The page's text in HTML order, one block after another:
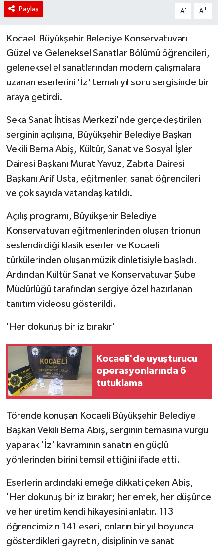
Paylaş A- A+
Kocaeli Büyükşehir Belediye Konservatuvarı
Güzel ve Geleneksel Sanatlar Bölümü öğrencileri,
geleneksel el sanatlarından modern çalışmalara
uzanan eserlerini 'İz' temalı yıl sonu sergisinde bir
araya getirdi.
Seka Sanat İhtisas Merkezi'nde gerçekleştirilen
serginin açılışına, Büyükşehir Belediye Başkan
Vekili Berna Abiş, Kültür, Sanat ve Sosyal İşler
Dairesi Başkanı Murat Yavuz, Zabıta Dairesi
Başkanı Arif Usta, eğitmenler, sanat öğrencileri
ve çok sayıda vatandaş katıldı.
Açılış programı, Büyükşehir Belediye
Konservatuvarı eğitmenlerinden oluşan trionun
seslendirdiği klasik eserler ve Kocaeli
türkülerinden oluşan müzik dinletisiyle başladı.
Ardından Kültür Sanat ve Konservatuvar Şube
Müdürlüğü tarafından sergiye özel hazırlanan
tanıtım videosu gösterildi.
'Her dokunuş bir iz bırakır'
Kocaeli'de uyuşturucu
operasyonlarında 6
tutuklama
Törende konuşan Kocaeli Büyükşehir Belediye
Başkan Vekili Berna Abiş, serginin temasına vurgu
yaparak 'İz' kavramının sanatın en güçlü
yönlerinden birini temsil ettiğini ifade etti.
Eserlerin ardındaki emeğe dikkati çeken Abiş,
'Her dokunuş bir iz bırakır; her emek, her düşünce
ve her üretim kendi hikayesini anlatır. 113
öğrencimizin 141 eseri, onların bir yıl boyunca
gösterdikleri gayretin, disiplinin ve sanat